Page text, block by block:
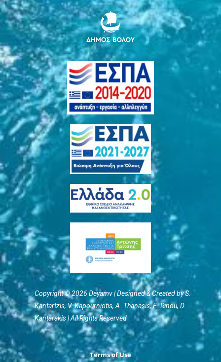
Copyright © 2026 Deyamv | Designed & Created by S.
Kantartzis, V. Kapourniotis, Α. Thanasis, E. Rinou, D.
Kantarakis | All Rights Reserved
Terms of Use